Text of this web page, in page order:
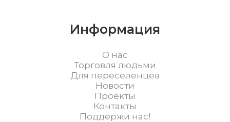
Информация
О нас
Торговля людьми
Для переселенцев
Новости
Проекты
Контакты
Поддержи нас!